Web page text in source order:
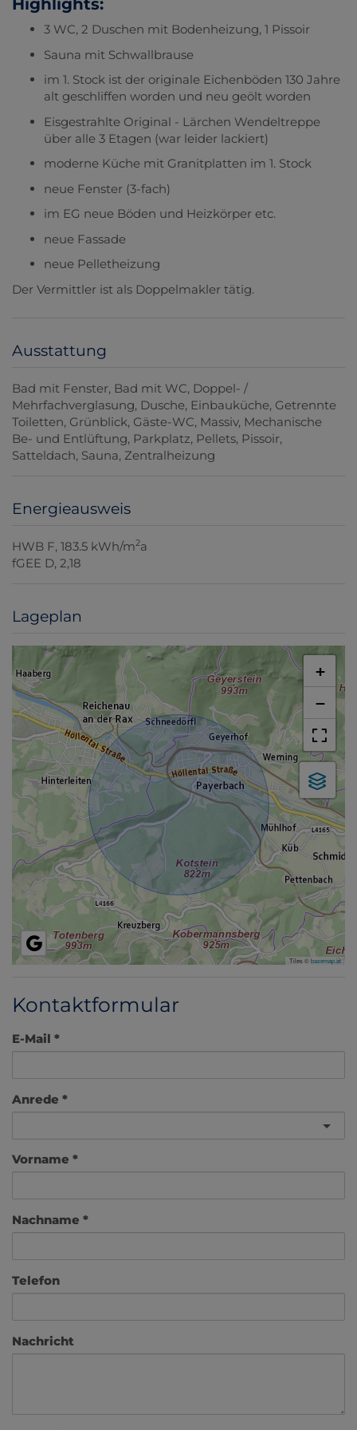
3 WC, 2 Duschen mit Bodenheizung, 1 Pissoir
Sauna mit Schwallbrause
im 1. Stock ist der originale Eichenböden 130 Jahre
alt geschliffen worden und neu geölt worden
Eisgestrahlte Original - Lärchen Wendeltreppe
über alle 3 Etagen (war leider lackiert)
moderne Küche mit Granitplatten im 1. Stock
neue Fenster (3-fach)
im EG neue Böden und Heizkörper etc.
neue Fassade
neue Pelletheizung
Der Vermittler ist als Doppelmakler tätig.
Ausstattung
Bad mit Fenster Bad mit WC Doppel- /
Mehrfachverglasung Dusche Einbauküche Getrennte
Toiletten Grünblick Gäste-WC Massiv Mechanische
Be- und Entlüftung Parkplatz Pellets Pissoir
Satteldach Sauna Zentralheizung
Energieausweis
HWB F, 183.5 kWh/m2a
fGEE D, 2,18
Lageplan
+
−
Tiles ©basemap.at
Kontaktformular
E-Mail
Anrede
Vorname
Nachname
Telefon
Nachricht